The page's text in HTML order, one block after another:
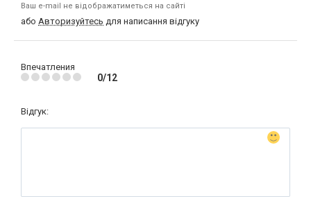
Ваш e-mail не відображатиметься на сайті
або Авторизуйтесь для написання відгуку
Впечатления
0/12
Відгук: